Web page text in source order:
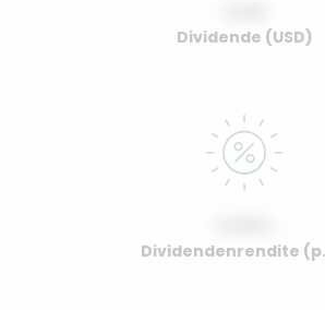
Dividende (USD)
Dividendenrendite